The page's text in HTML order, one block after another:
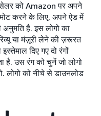
सेलर को Amazon पर अपने
करने के लिए, अपने ऐड में
अनुमति है. इस लोगो का
या मंज़ूरी लेने की ज़रूरत
दिए गए दो रंगों
है. उस रंग को चुनें जो लोगो
लोगो को नीचे से डाउनलोड